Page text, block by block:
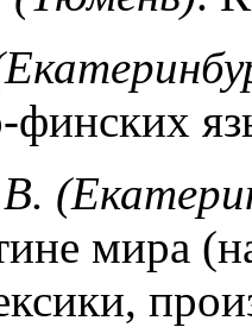
финских
мира